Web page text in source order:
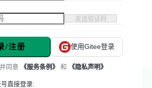
发送验证码
/注册 使用Gitee登录
同意 《服务条例》 和 《隐私声明》
直接登录: